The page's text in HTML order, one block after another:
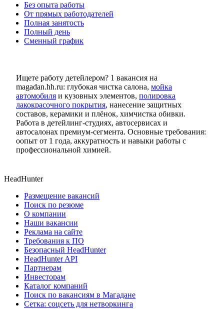
Без опыта работы
От прямых работодателей
Полная занятость
Полный день
Сменный график
Ищете работу детейлером? 1 вакансия на
magadan.hh.ru: глубокая чистка салона, мойка
автомобиля и кузовных элементов, полировка
лакокрасочного покрытия, нанесение защитных
составов, керамики и плёнок, химчистка обивки.
Работа в детейлинг-студиях, автосервисах и
автосалонах премиум-сегмента. Основные требования:
оопыт от 1 года, аккуратность и навыки работы с
профессиональной химией.
HeadHunter
Размещение вакансий
Поиск по резюме
О компании
Наши вакансии
Реклама на сайте
Требования к ПО
Безопасный HeadHunter
HeadHunter API
Партнерам
Инвесторам
Каталог компаний
Поиск по вакансиям в Магадане
Сетка: соцсеть для нетворкинга